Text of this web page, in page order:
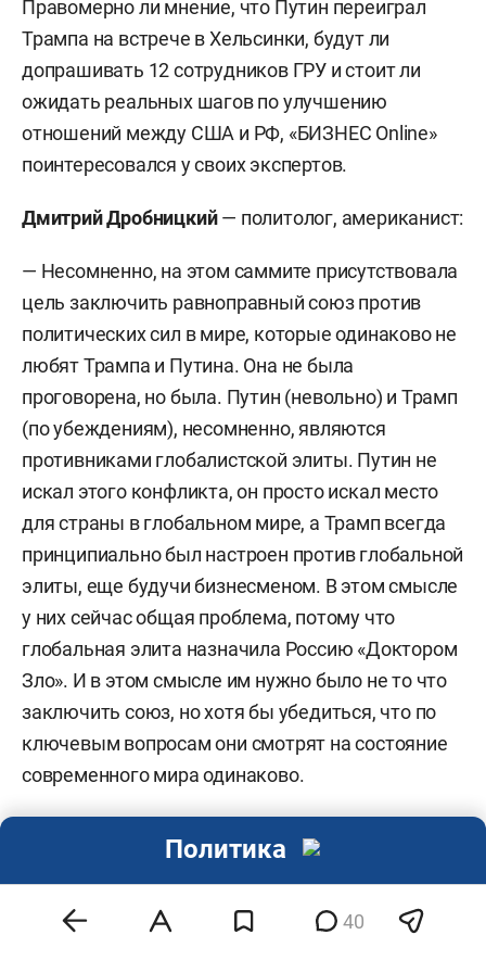
Правомерно ли мнение, что Путин переиграл
Трампа на встрече в Хельсинки, будут ли
допрашивать 12 сотрудников ГРУ и стоит ли
ожидать реальных шагов по улучшению
отношений между США и РФ, «БИЗНЕС Online»
поинтересовался у своих экспертов.
Дмитрий Дробницкий— политолог, американист:
— Несомненно, на этом саммите присутствовала
цель заключить равноправный союз против
политических сил в мире, которые одинаково не
любят Трампа и Путина. Она не была
проговорена, но была. Путин (невольно) и Трамп
(по убеждениям), несомненно, являются
противниками глобалистской элиты. Путин не
искал этого конфликта, он просто искал место
для страны в глобальном мире, а Трамп всегда
принципиально был настроен против глобальной
элиты, еще будучи бизнесменом. В этом смысле
у них сейчас общая проблема, потому что
глобальная элита назначила Россию «Доктором
Зло». И в этом смысле им нужно было не то что
заключить союз, но хотя бы убедиться, что по
ключевым вопросам они смотрят на состояние
современного мира одинаково.
только говорит, что Путин их переиграл, она
говорит, что Трамп все сдал, все предал,
полностью подчинился Владимиру 40
Политика